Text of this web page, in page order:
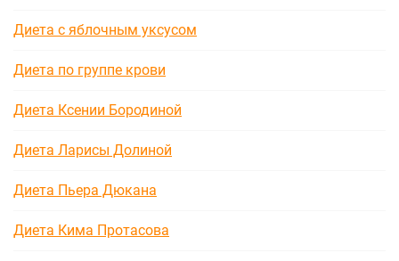
Диета с яблочным уксусом
Диета по группе крови
Диета Ксении Бородиной
Диета Ларисы Долиной
Диета Пьера Дюкана
Диета Кима Протасова